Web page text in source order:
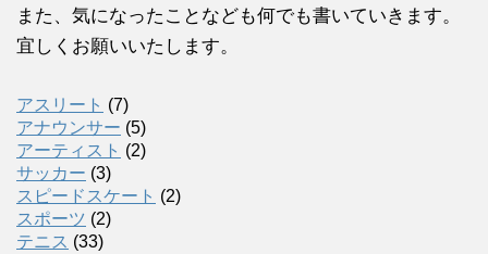
また、気になったことなども何でも書いていきます。
宜しくお願いいたします。
アスリート (7)
アナウンサー (5)
アーティスト (2)
サッカー (3)
スピードスケート (2)
スポーツ (2)
テニス (33)